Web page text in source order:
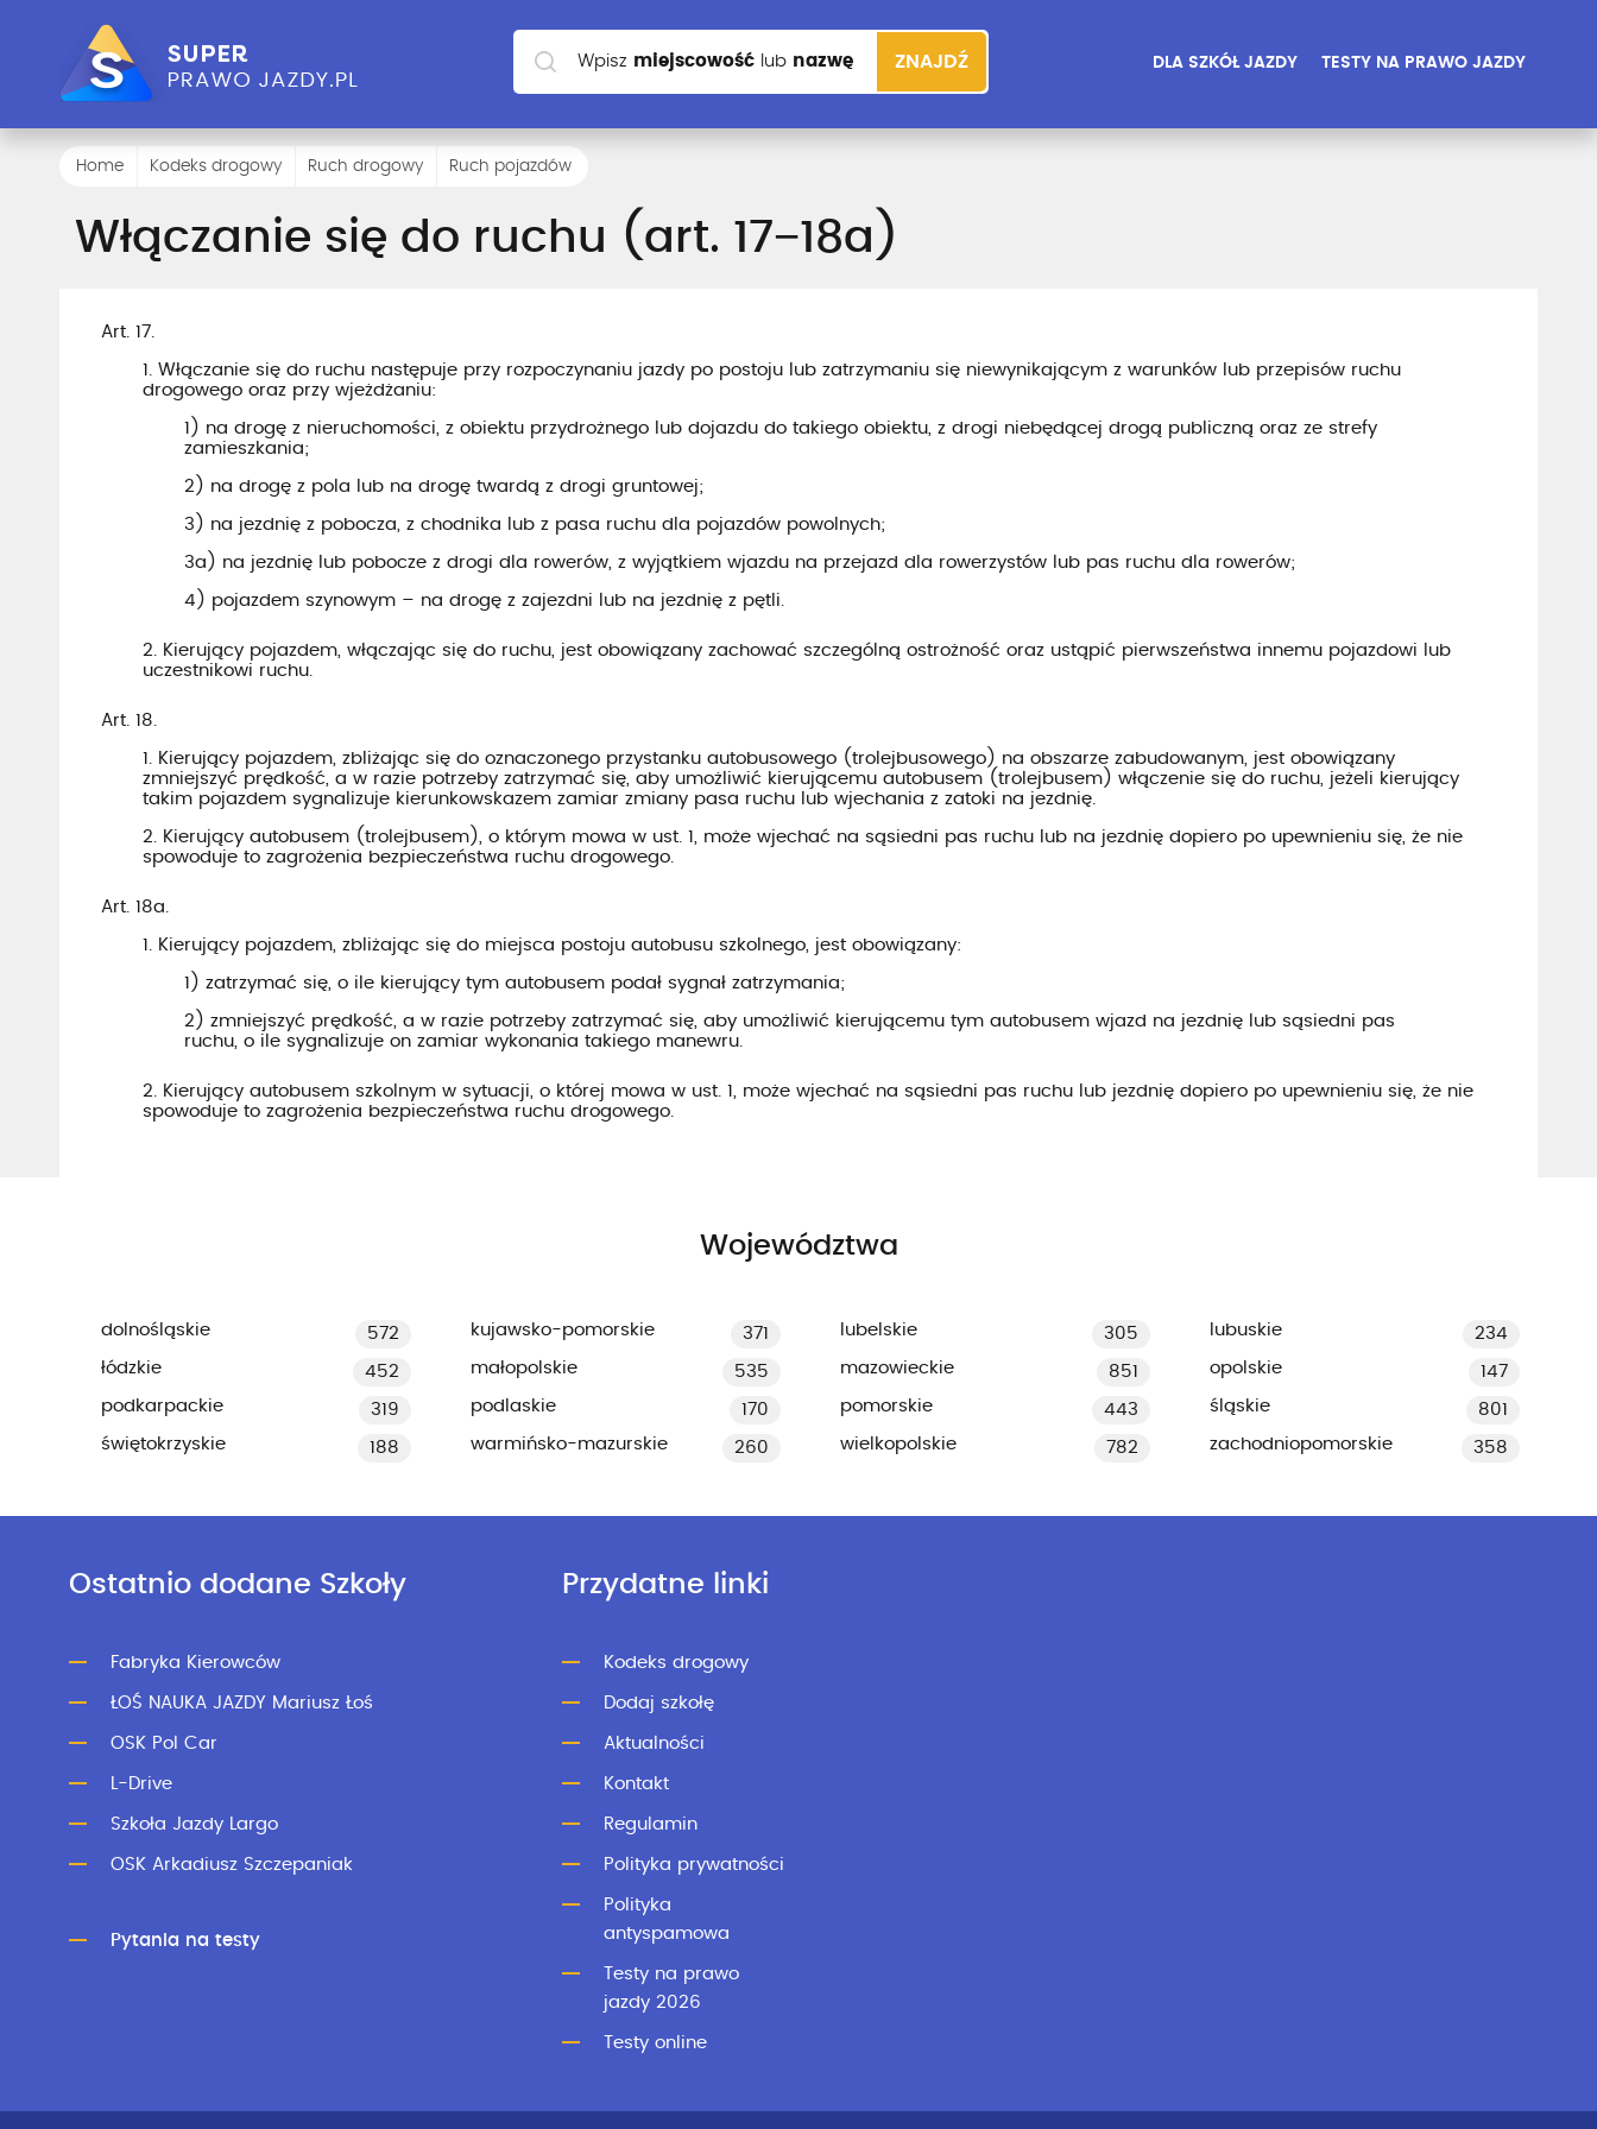
DLA SZKÓŁ JAZDY TESTY NA PRAWO JAZDY
Wpisz miejscowość lub nazwę
szkoły
ZNAJDŹ
Home Kodeks drogowy Ruch drogowy Ruch pojazdów
Włączanie się do ruchu (art. 17−18a)
Art. 17.
1. Włączanie się do ruchu następuje przy rozpoczynaniu jazdy po postoju lub zatrzymaniu się niewynikającym z warunków lub przepisów ruchu
drogowego oraz przy wjeżdżaniu:
1) na drogę z nieruchomości, z obiektu przydrożnego lub dojazdu do takiego obiektu, z drogi niebędącej drogą publiczną oraz ze strefy
zamieszkania;
2) na drogę z pola lub na drogę twardą z drogi gruntowej;
3) na jezdnię z pobocza, z chodnika lub z pasa ruchu dla pojazdów powolnych;
3a) na jezdnię lub pobocze z drogi dla rowerów, z wyjątkiem wjazdu na przejazd dla rowerzystów lub pas ruchu dla rowerów;
4) pojazdem szynowym – na drogę z zajezdni lub na jezdnię z pętli.
2. Kierujący pojazdem, włączając się do ruchu, jest obowiązany zachować szczególną ostrożność oraz ustąpić pierwszeństwa innemu pojazdowi lub
uczestnikowi ruchu.
Art. 18.
1. Kierujący pojazdem, zbliżając się do oznaczonego przystanku autobusowego (trolejbusowego) na obszarze zabudowanym, jest obowiązany
zmniejszyć prędkość, a w razie potrzeby zatrzymać się, aby umożliwić kierującemu autobusem (trolejbusem) włączenie się do ruchu, jeżeli kierujący
takim pojazdem sygnalizuje kierunkowskazem zamiar zmiany pasa ruchu lub wjechania z zatoki na jezdnię.
2. Kierujący autobusem (trolejbusem), o którym mowa w ust. 1, może wjechać na sąsiedni pas ruchu lub na jezdnię dopiero po upewnieniu się, że nie
spowoduje to zagrożenia bezpieczeństwa ruchu drogowego.
Art. 18a.
1. Kierujący pojazdem, zbliżając się do miejsca postoju autobusu szkolnego, jest obowiązany:
1) zatrzymać się, o ile kierujący tym autobusem podał sygnał zatrzymania;
2) zmniejszyć prędkość, a w razie potrzeby zatrzymać się, aby umożliwić kierującemu tym autobusem wjazd na jezdnię lub sąsiedni pas
ruchu, o ile sygnalizuje on zamiar wykonania takiego manewru.
2. Kierujący autobusem szkolnym w sytuacji, o której mowa w ust. 1, może wjechać na sąsiedni pas ruchu lub jezdnię dopiero po upewnieniu się, że nie
spowoduje to zagrożenia bezpieczeństwa ruchu drogowego.
Województwa
dolnośląskie 572 kujawsko-pomorskie 371 lubelskie 305 lubuskie
234
łódzkie
452 małopolskie 535 mazowieckie 851 opolskie
147
podkarpackie
319 podlaskie 170 pomorskie 443 śląskie
801
świętokrzyskie
188 warmińsko-mazurskie 260 wielkopolskie 782 zachodniopomorskie 358
Ostatnio dodane Szkoły
Fabryka Kierowców
ŁOŚ NAUKA JAZDY Mariusz Łoś
OSK Pol Car
L-Drive
Szkoła Jazdy Largo
OSK Arkadiusz Szczepaniak
Pytania na testy
Przydatne linki
Kodeks drogowy
Dodaj szkołę
Aktualności
Kontakt
Regulamin
Polityka prywatności
Polityka
antyspamowa
Testy na prawo
jazdy 2026
Testy online